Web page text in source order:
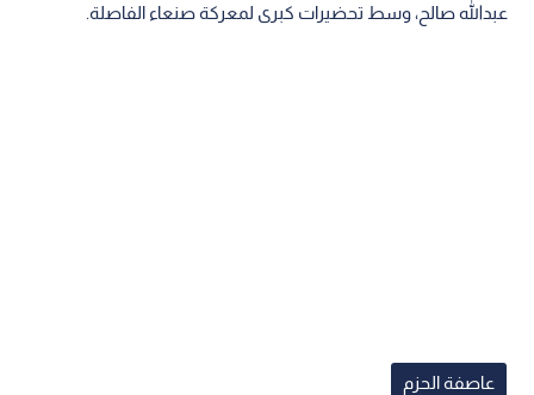
عبدالله صالح، وسط تحضيرات كبرى لمعركة صنعاء الفاصلة.
عاصفة الحزم